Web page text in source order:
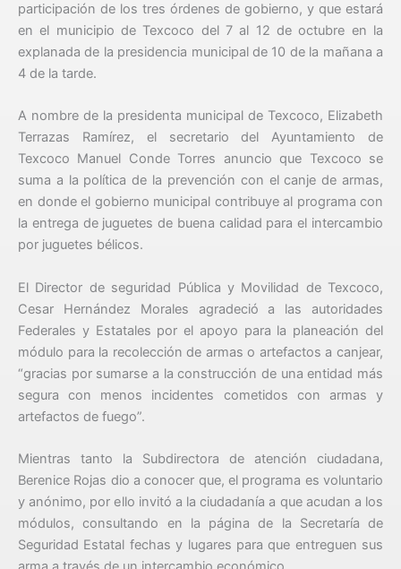
participación de los tres órdenes de gobierno, y que estará
en el municipio de Texcoco del 7 al 12 de octubre en la
explanada de la presidencia municipal de 10 de la mañana a
4 de la tarde.
A nombre de la presidenta municipal de Texcoco, Elizabeth
Terrazas Ramírez, el secretario del Ayuntamiento de
Texcoco Manuel Conde Torres anuncio que Texcoco se
suma a la política de la prevención con el canje de armas,
en donde el gobierno municipal contribuye al programa con
la entrega de juguetes de buena calidad para el intercambio
por juguetes bélicos.
El Director de seguridad Pública y Movilidad de Texcoco,
Cesar Hernández Morales agradeció a las autoridades
Federales y Estatales por el apoyo para la planeación del
módulo para la recolección de armas o artefactos a canjear,
“gracias por sumarse a la construcción de una entidad más
segura con menos incidentes cometidos con armas y
artefactos de fuego”.
Mientras tanto la Subdirectora de atención ciudadana,
Berenice Rojas dio a conocer que, el programa es voluntario
y anónimo, por ello invitó a la ciudadanía a que acudan a los
módulos, consultando en la página de la Secretaría de
Seguridad Estatal fechas y lugares para que entreguen sus